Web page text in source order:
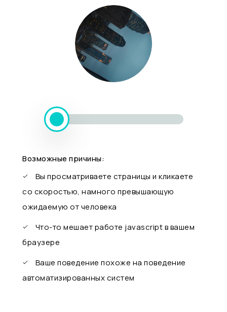
Возможные причины:
Вы просматриваете страницы и кликаете
со скоростью, намного превышающую
ожидаемую от человека
Что-то мешает работе javascript в вашем
браузере
Ваше поведение похоже на поведение
автоматизированных систем